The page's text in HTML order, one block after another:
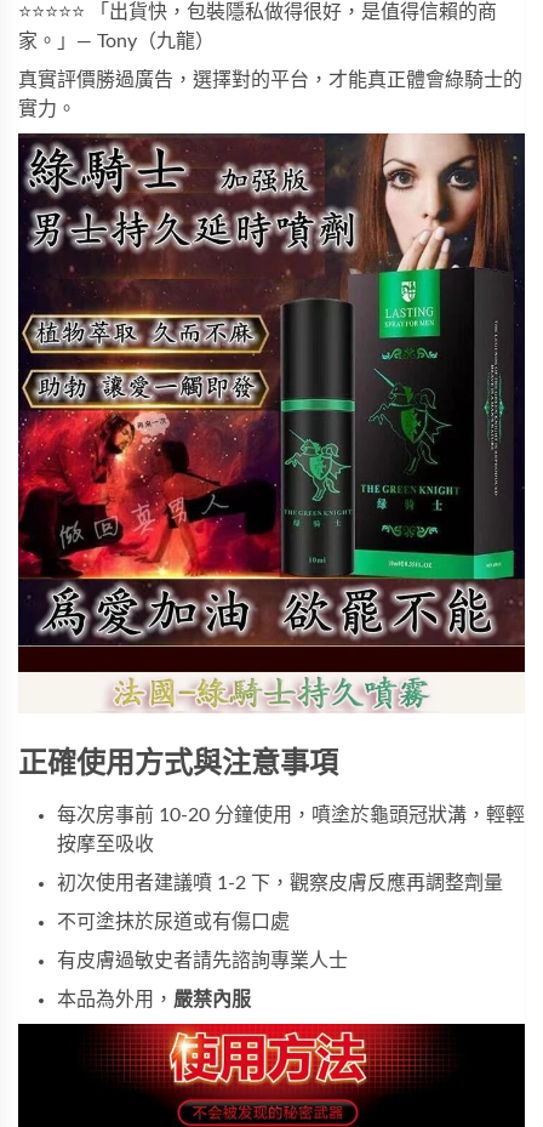
⭐⭐⭐⭐⭐ 「出貨快，包裝隱私做得很好，是值得信賴的商
家。」— Tony（九龍）
真實評價勝過廣告，選擇對的平台，才能真正體會綠騎士的
實力。
正確使用方式與注意事項
每次房事前 10-20 分鐘使用，噴塗於龜頭冠狀溝，輕輕
按摩至吸收
初次使用者建議噴 1-2 下，觀察皮膚反應再調整劑量
不可塗抹於尿道或有傷口處
有皮膚過敏史者請先諮詢專業人士
本品為外用， 嚴禁內服